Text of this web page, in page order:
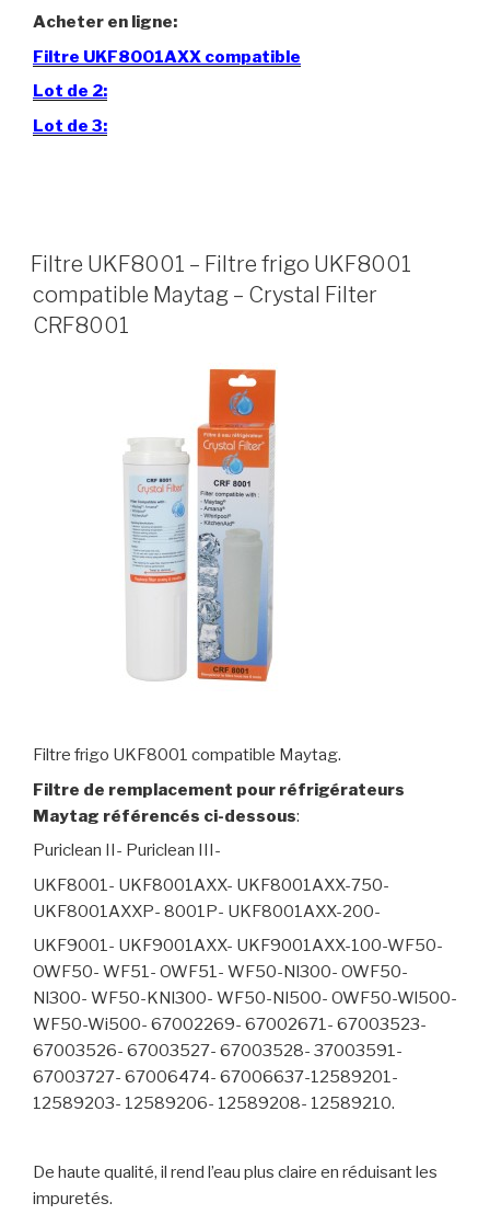
Acheter en ligne:
Filtre UKF8001AXX compatible
Lot de 2:
Lot de 3:
Filtre UKF8001 – Filtre frigo UKF8001
compatible Maytag – Crystal Filter
CRF8001
Filtre frigo UKF8001 compatible Maytag.
Filtre de remplacement pour réfrigérateurs
Maytag référencés ci-dessous:
Puriclean II- Puriclean III-
UKF8001- UKF8001AXX- UKF8001AXX-750-
UKF8001AXXP- 8001P- UKF8001AXX-200-
UKF9001- UKF9001AXX- UKF9001AXX-100-WF50-
OWF50- WF51- OWF51- WF50-Nl300- OWF50-
Nl300- WF50-KNl300- WF50-Nl500- OWF50-Wl500-
WF50-Wi500- 67002269- 67002671- 67003523-
67003526- 67003527- 67003528- 37003591-
67003727- 67006474- 67006637-12589201-
12589203- 12589206- 12589208- 12589210.
De haute qualité, il rend l’eau plus claire en réduisant les
impuretés.